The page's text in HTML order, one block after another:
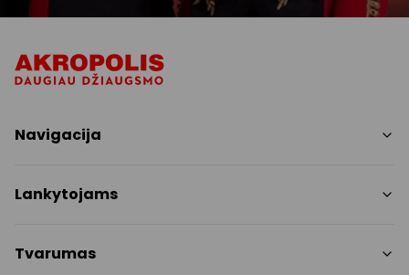
Navigacija
Paslaugos
Pramogos
Lankytojams
Nemokami patogumai
Tvarumas